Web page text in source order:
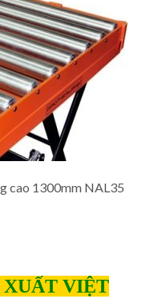
cao 1300mm NAL35
XUẤT VIỆT